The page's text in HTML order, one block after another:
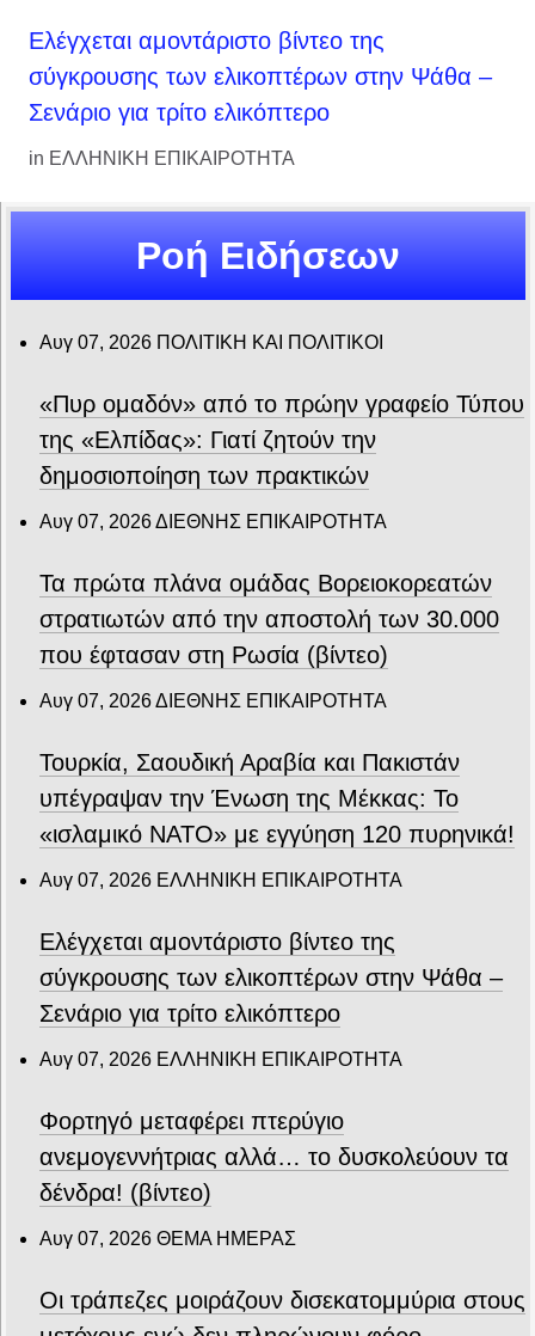
Ελέγχεται αμοντάριστο βίντεο της
σύγκρουσης των ελικοπτέρων στην Ψάθα –
Σενάριο για τρίτο ελικόπτερο
in ΕΛΛΗΝΙΚΗ ΕΠΙΚΑΙΡΟΤΗΤΑ
Ροή Ειδήσεων
Αυγ 07, 2026 ΠΟΛΙΤΙΚΗ ΚΑΙ ΠΟΛΙΤΙΚΟΙ
«Πυρ ομαδόν» από το πρώην γραφείο Τύπου
της «Ελπίδας»: Γιατί ζητούν την
δημοσιοποίηση των πρακτικών
Αυγ 07, 2026ΔΙΕΘΝΗΣ ΕΠΙΚΑΙΡΟΤΗΤΑ
Τα πρώτα πλάνα ομάδας Βορειοκορεατών
στρατιωτών από την αποστολή των 30.000
που έφτασαν στη Ρωσία (βίντεο)
Αυγ 07, 2026ΔΙΕΘΝΗΣ ΕΠΙΚΑΙΡΟΤΗΤΑ
Τουρκία, Σαουδική Αραβία και Πακιστάν
υπέγραψαν την Ένωση της Μέκκας: Το
«ισλαμικό ΝΑΤΟ» με εγγύηση 120 πυρηνικά!
Αυγ 07, 2026 ΕΛΛΗΝΙΚΗ ΕΠΙΚΑΙΡΟΤΗΤΑ
Ελέγχεται αμοντάριστο βίντεο της
σύγκρουσης των ελικοπτέρων στην Ψάθα –
Σενάριο για τρίτο ελικόπτερο
Αυγ 07, 2026 ΕΛΛΗΝΙΚΗ ΕΠΙΚΑΙΡΟΤΗΤΑ
Φορτηγό μεταφέρει πτερύγιο
ανεμογεννήτριας αλλά… το δυσκολεύουν τα
δένδρα! (βίντεο)
Αυγ 07, 2026 ΘΕΜΑ ΗΜΕΡΑΣ
Οι τράπεζες μοιράζουν δισεκατομμύρια στους